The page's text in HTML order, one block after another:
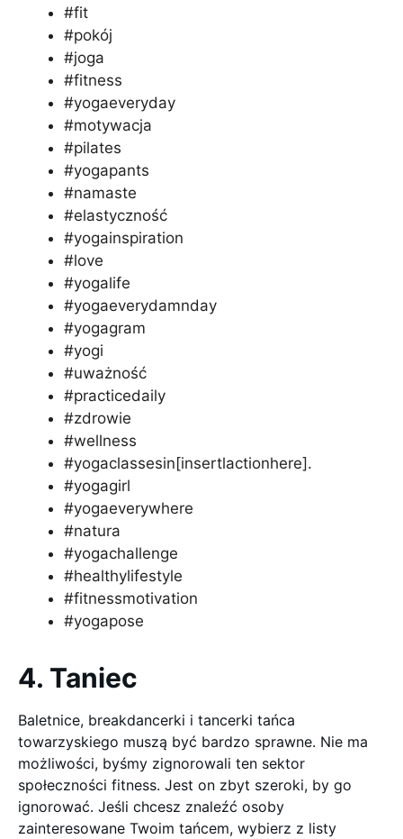
#fit
#pokój
#joga
#fitness
#yogaeveryday
#motywacja
#pilates
#yogapants
#namaste
#elastyczność
#yogainspiration
#love
#yogalife
#yogaeverydamnday
#yogagram
#yogi
#uważność
#practicedaily
#zdrowie
#wellness
#yogaclassesin[insertlactionhere].
#yogagirl
#yogaeverywhere
#natura
#yogachallenge
#healthylifestyle
#fitnessmotivation
#yogapose
4. Taniec
Baletnice, breakdancerki i tancerki tańca
towarzyskiego muszą być bardzo sprawne. Nie ma
możliwości, byśmy zignorowali ten sektor
społeczności fitness. Jest on zbyt szeroki, by go
ignorować. Jeśli chcesz znaleźć osoby
zainteresowane Twoim tańcem, wybierz z listy